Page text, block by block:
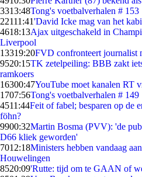
3313:48Tong's voetbalverhalen # 153
22111:41'David Icke mag van het
4618:13Ajax uitgeschakeld in
Liverpool
13319:20FVD confronteert journalist
9520:15TK zetelpeiling: BBB zakt
ramkoers
16300:47YouTube moet kanalen RT
1707:56Tong's voetbalverhalen # 149
4511:44Feit of fabel; besparen op de
föhn?
9900:32Martin Bosma (PVV): 'de
D66 kliek geworden'
7012:18Ministers hebben vandaag
Houwelingen
8520:09'Rutte: tijd om te GAAN of